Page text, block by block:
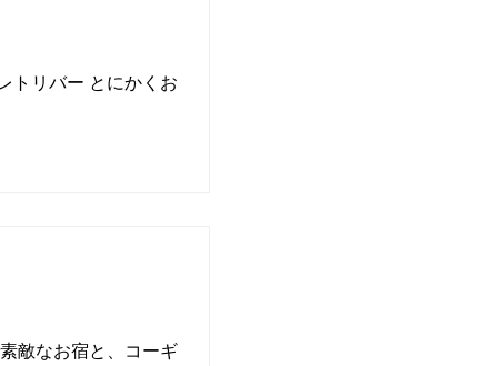
トリバー とにかくお
敵なお宿と、コーギ